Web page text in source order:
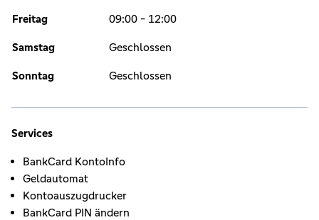
Freitag 09:00 - 12:00
Samstag Geschlossen
Sonntag Geschlossen
Services
BankCard KontoInfo
Geldautomat
Kontoauszugdrucker
BankCard PIN ändern